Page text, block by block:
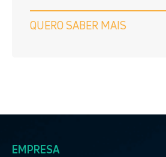
QUERO SABER MAIS
EMPRESA